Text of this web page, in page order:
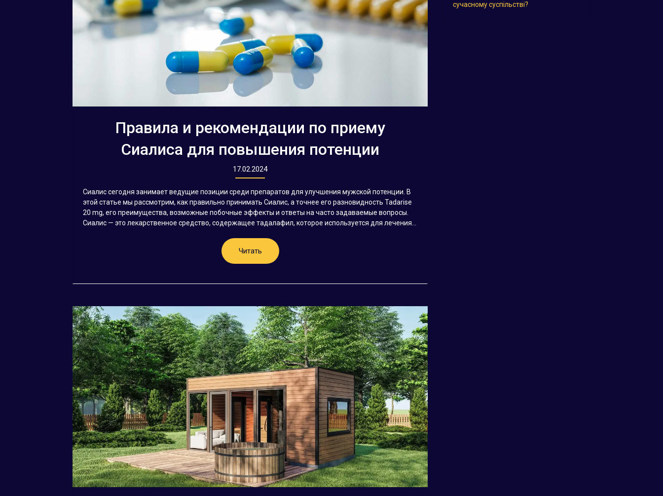
Правила и рекомендации по приему
Сиалиса для повышения потенции
17.02.2024
Сиалис сегодня занимает ведущие позиции среди препаратов для улучшения мужской потенции. В
этой статье мы рассмотрим, как правильно принимать Сиалис, а точнее его разновидность Tadarise
20 mg, его преимущества, возможные побочные эффекты и ответы на часто задаваемые вопросы.
Сиалис — это лекарственное средство, содержащее тадалафил, которое используется для лечения...
Читать
сучасному суспільстві?